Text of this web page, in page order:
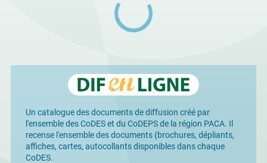
Un catalogue des documents de diffusion créé par
l'ensemble des CoDES et du CoDEPS de la région PACA. Il
recense l'ensemble des documents (brochures, dépliants,
affiches, cartes, autocollants disponibles dans chaque
CoDES.